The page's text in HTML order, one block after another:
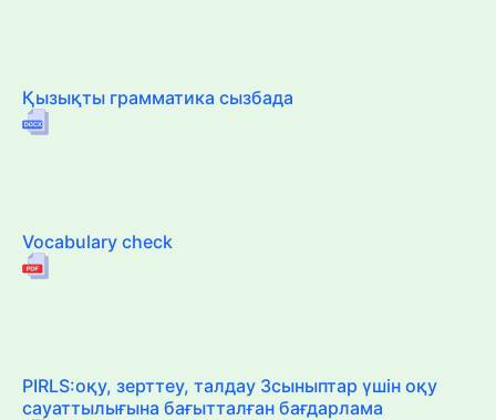
Қызықты грамматика сызбада
Vocabulary check
PIRLS:оқу, зерттеу, талдау 3сыныптар үшін оқу
сауаттылығына бағытталған бағдарлама